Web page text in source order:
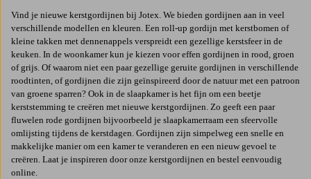
Vind je nieuwe kerstgordijnen bij Jotex. We bieden gordijnen aan in veel
verschillende modellen en kleuren. Een roll-up gordijn met kerstbomen of
kleine takken met dennenappels verspreidt een gezellige kerstsfeer in de
keuken. In de woonkamer kun je kiezen voor effen gordijnen in rood, groen
of grijs. Of waarom niet een paar gezellige geruite gordijnen in verschillende
roodtinten, of gordijnen die zijn geïnspireerd door de natuur met een patroon
van groene sparren? Ook in de slaapkamer is het fijn om een beetje
kerststemming te creëren met nieuwe kerstgordijnen. Zo geeft een paar
fluwelen rode gordijnen bijvoorbeeld je slaapkamerraam een sfeervolle
omlijsting tijdens de kerstdagen. Gordijnen zijn simpelweg een snelle en
makkelijke manier om een kamer te veranderen en een nieuw gevoel te
creëren. Laat je inspireren door onze kerstgordijnen en bestel eenvoudig
online.